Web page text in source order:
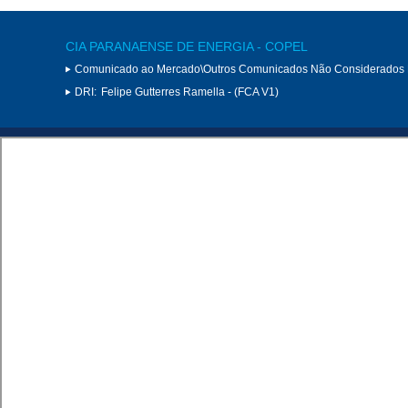
CIA PARANAENSE DE ENERGIA - COPEL
Comunicado ao Mercado\Outros Comunicados Não Considerados
DRI: Felipe Gutterres Ramella - (FCA V1)